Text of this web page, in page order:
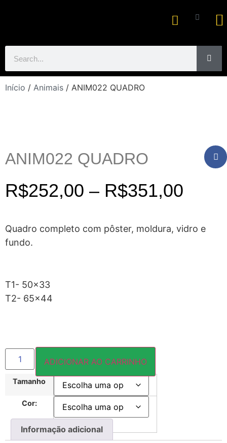
Início / Animais / ANIM022 QUADRO
ANIM022 QUADRO
R$252,00 – R$351,00
Quadro completo com pôster, moldura, vidro e
fundo.
T1- 50×33
T2- 65×44
Tamanho
Cor:
ADICIONAR AO CARRINHO
Informação adicional